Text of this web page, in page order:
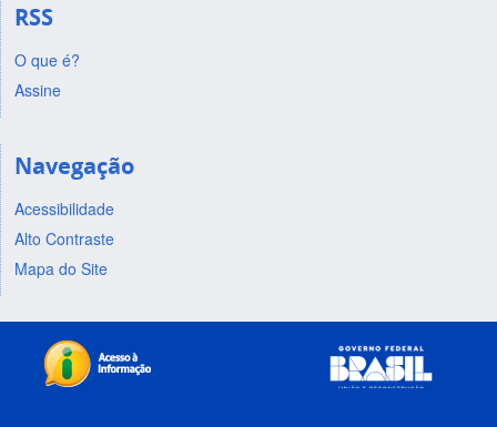
RSS
O que é?
Assine
Navegação
Acessibilidade
Alto Contraste
Mapa do Site